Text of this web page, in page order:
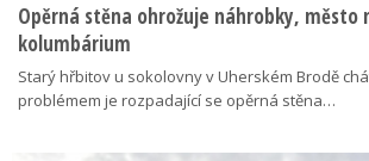
Opěrná stěna ohrožuje náhrobky, město
kolumbárium
Starý hřbitov u sokolovny v Uherském Brodě
problémem je rozpadající se opěrná stěna…